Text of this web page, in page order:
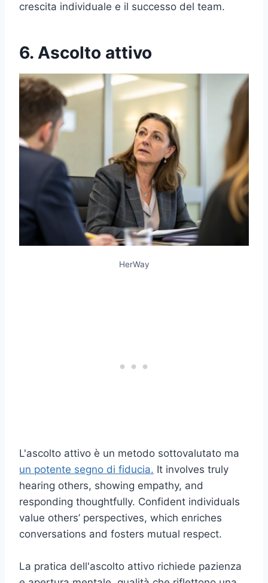
crescita individuale e il successo del team.
6. Ascolto attivo
HerWay
L'ascolto attivo è un metodo sottovalutato ma
un potente segno di fiducia. It involves truly
hearing others, showing empathy, and
responding thoughtfully. Confident individuals
value others’ perspectives, which enriches
conversations and fosters mutual respect.
La pratica dell'ascolto attivo richiede pazienza